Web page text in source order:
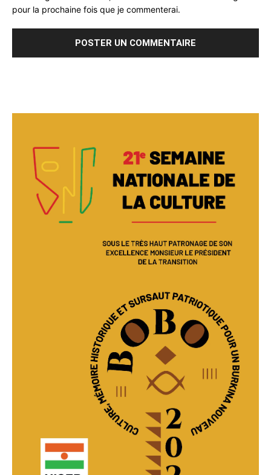
pour la prochaine fois que je commenterai.